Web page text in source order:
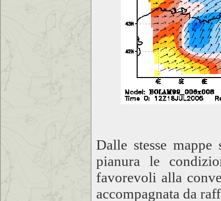
Dalle stesse
pianura le
favorevoli alla
accompagnata da